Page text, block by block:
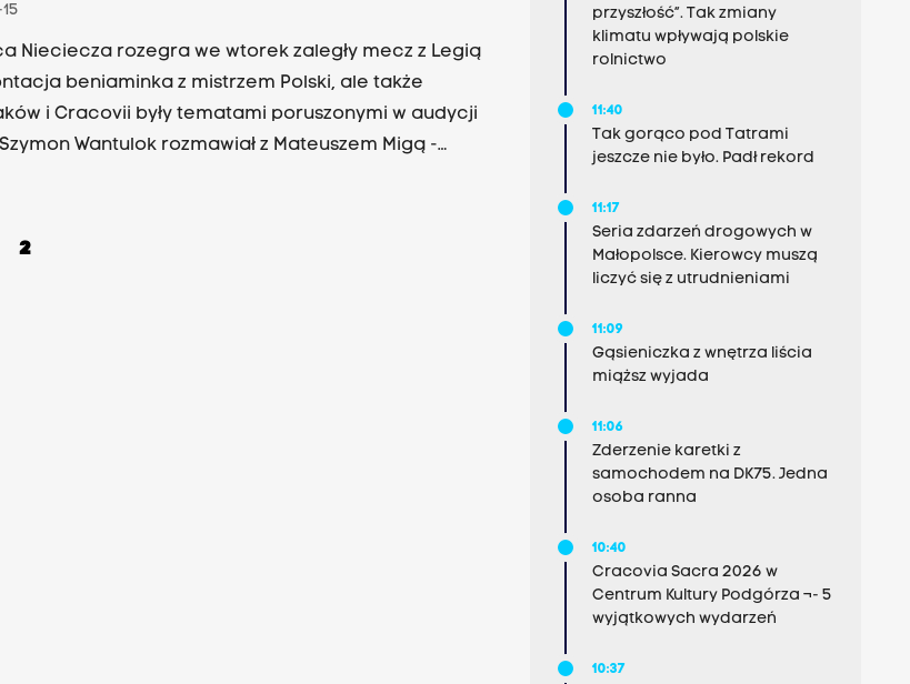
Nieciecza rozegra we wtorek zaległy mecz z Legią
beniaminka z mistrzem Polski, ale także
i Cracovii były tematami poruszonymi w audycji
Wantulok rozmawiał z Mateuszem Migą -
2
przyszłość”. Tak zmiany
klimatu wpływają polskie
rolnictwo
11:40
Tak gorąco pod Tatrami
jeszcze nie było. Padł rekord
11:17
Seria zdarzeń drogowych w
Małopolsce. Kierowcy muszą
liczyć się z utrudnieniami
11:09
Gąsieniczka z wnętrza liścia
miąższ wyjada
11:06
Zderzenie karetki z
samochodem na DK75. Jedna
osoba ranna
10:40
Cracovia Sacra 2026 w
Centrum Kultury Podgórza ¬- 5
wyjątkowych wydarzeń
10:37